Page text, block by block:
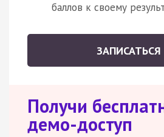
баллов к своему
ЗАПИСАТЬСЯ
Получи
демо-доступ